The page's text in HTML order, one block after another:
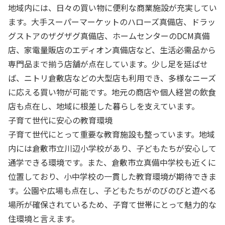
地域内には、日々の買い物に便利な商業施設が充実してい
ます。大手スーパーマーケットのハローズ真備店、ドラッ
グストアのザグザグ真備店、ホームセンターのDCM真備
店、家電量販店のエディオン真備店など、生活必需品から
専門品まで揃う店舗が点在しています。少し足を延ばせ
ば、ニトリ倉敷店などの大型店も利用でき、多様なニーズ
に応える買い物が可能です。地元の商店や個人経営の飲食
店も点在し、地域に根差した暮らしを支えています。
子育て世代に安心の教育環境
子育て世代にとって重要な教育施設も整っています。地域
内には倉敷市立川辺小学校があり、子どもたちが安心して
通学できる環境です。また、倉敷市立真備中学校も近くに
位置しており、小中学校の一貫した教育環境が期待できま
す。公園や広場も点在し、子どもたちがのびのびと遊べる
場所が確保されているため、子育て世帯にとって魅力的な
住環境と言えます。